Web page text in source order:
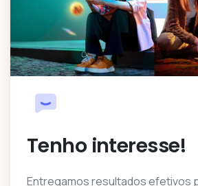
Tenho interesse!
Entregamos resultados efetivos